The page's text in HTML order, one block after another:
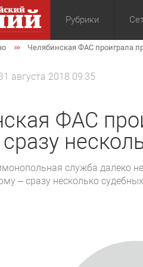
Рубрики
Общество
Челябинская ФАС проиграла
августа 2018 09:35
ФАС
служба далеко
– сразу несколько